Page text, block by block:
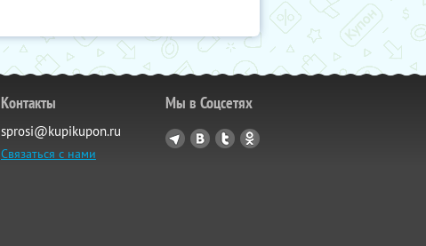
Контакты
sprosi@kupikupon.ru
Связаться с нами
Мы в Соцсетях